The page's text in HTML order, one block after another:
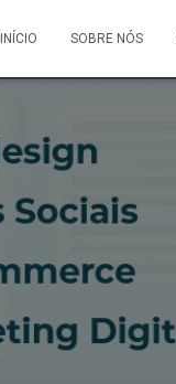
INÍCIO SOBRE NÓS